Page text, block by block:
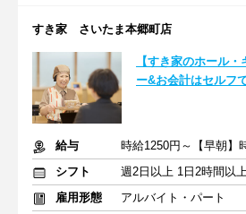
すき家 さいたま本郷町店
【すき家のホール
ー&お会計はセルフ
給与
シフト
週2日以上 1日2時間以
雇用形態
アルバイト・パート